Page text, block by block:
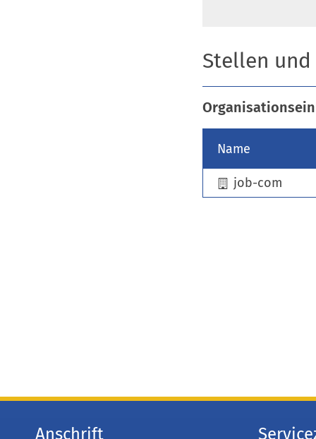
Stellen
Name
job-com
Anschrift